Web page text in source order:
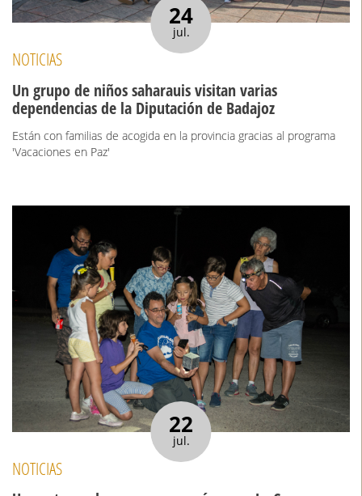
24
jul.
NOTICIAS
Un grupo de niños saharauis visitan varias
dependencias de la Diputación de Badajoz
Están con familias de acogida en la provincia gracias al programa
'Vacaciones en Paz'
22
jul.
NOTICIAS